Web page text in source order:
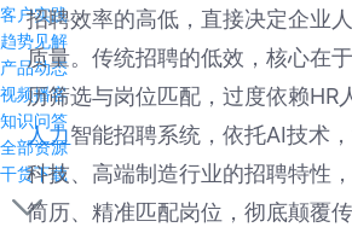
客户实践
趋势见解
产品动态
视频播客
知识问答
全部资源
干货下载
招聘效率的高低，直接决定企业
质量。传统招聘的低效，核心在
历筛选与岗位匹配，过度依赖HR
人力智能招聘系统，依托AI技术
科技、高端制造行业的招聘特性
简历、精准匹配岗位，彻底颠覆